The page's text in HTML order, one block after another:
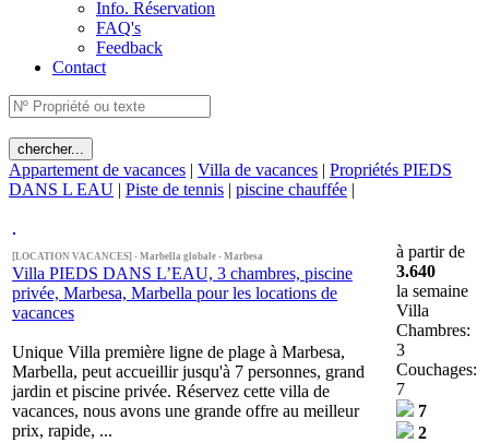
Info. Réservation
FAQ's
Feedback
Contact
Appartement de vacances | Villa de vacances | Propriétés PIEDS
DANS L EAU | Piste de tennis | piscine chauffée |
[LOCATION VACANCES] - Marbella globale - Marbesa
Villa PIEDS DANS L’EAU, 3 chambres, piscine
privée, Marbesa, Marbella pour les locations de
vacances
Unique Villa première ligne de plage à Marbesa,
Marbella, peut accueillir jusqu'à 7 personnes, grand
jardin et piscine privée. Réservez cette villa de
vacances, nous avons une grande offre au meilleur
prix, rapide, ...
à partir de
3.640
la semaine
Villa
Chambres:
3
Couchages:
7
7
2